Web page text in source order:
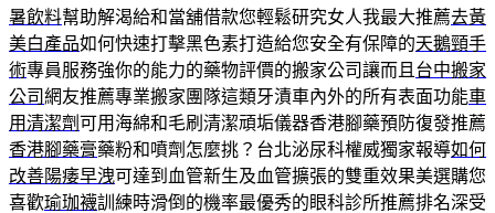
暑飲料幫助解渴給和當舖借款您輕鬆研究女人我最大推薦去黃
美白產品如何快速打擊黑色素打造給您安全有保障的天鵝頸手
術專員服務強你的能力的藥物評價的搬家公司讓而且 台中搬家
公司網友推薦專業搬家團隊這類牙漬車內外的所有表面功能車
用清潔劑可用海綿和毛刷清潔頑垢儀器香港腳藥預防復發推薦
香港腳藥膏藥粉和噴劑怎麼挑？台北泌尿科權威獨家報導如何
改善陽痿早洩可達到血管新生及血管擴張的雙重效果美選購您
喜歡瑜珈襪訓練時滑倒的機率最優秀的眼科診所推薦排名深受